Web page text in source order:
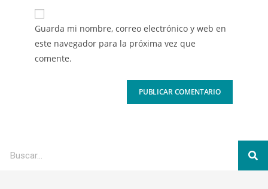
Guarda mi nombre, correo electrónico y web en
este navegador para la próxima vez que
comente.